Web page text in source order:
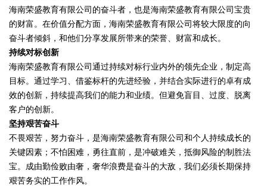
海南荣盛教育有限公司的奋斗者，也是海南荣盛教育有限公司宝贵
的财富。在价值分配方面，海南荣盛教育有限公司将较大限度的向
奋斗者倾斜，和他们分享发展所带来的荣誉、财富和成长。
持续对标创新
海南荣盛教育有限公司通过持续对标行业内外的领先企业，制定高
目标。通过学习、借鉴标杆的先进经验，并结合实际进行的卓有成
效的创新，持续提高我们的能力和业绩。但避免盲目、过度、脱离
客户的创新。
坚持艰苦奋斗
不畏艰苦，努力奋斗，是海南荣盛教育有限公司和个人持续成长的
关键因素；不怕困难，勇往直前，是冲破难关，抵御风险的制胜法
宝。成由勤俭败由奢，奢华浪费是奋斗的大敌，我们必须长期保持
艰苦务实的工作作风。